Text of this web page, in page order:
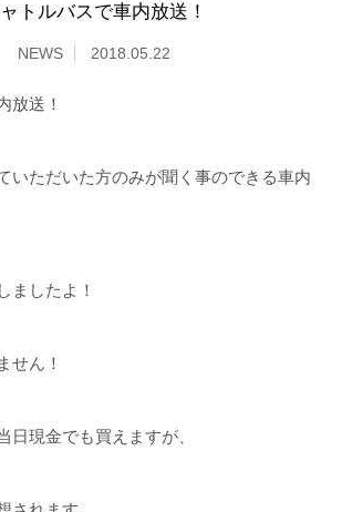
トルバスで車内放送！
NEWS 2018.05.22
放送！
いただいた方のみが聞く事のできる車内
ましたよ！
せん！
日現金でも買えますが、